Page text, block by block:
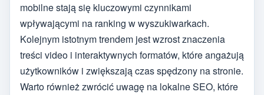
mobilne stają się kluczowymi czynnikami
wpływającymi na ranking w wyszukiwarkach.
Kolejnym istotnym trendem jest wzrost znaczenia
treści video i interaktywnych formatów, które angażują
użytkowników i zwiększają czas spędzony na stronie.
Warto również zwrócić uwagę na lokalne SEO, które